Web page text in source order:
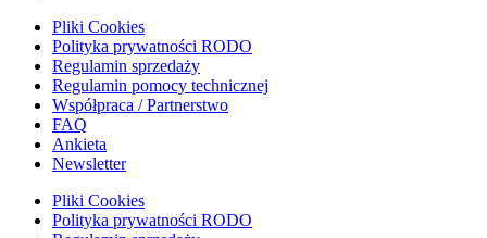
Pliki Cookies
Polityka prywatności RODO
Regulamin sprzedaży
Regulamin pomocy technicznej
Współpraca / Partnerstwo
FAQ
Ankieta
Newsletter
Pliki Cookies
Polityka prywatności RODO